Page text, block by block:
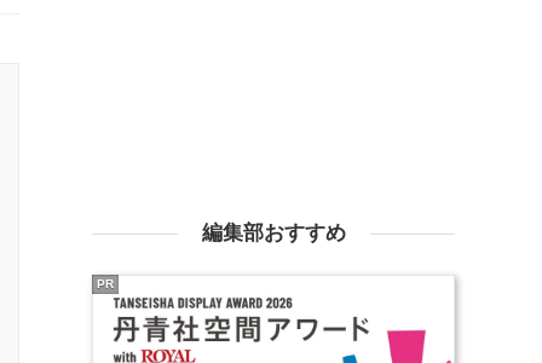
編集部おすすめ
PR